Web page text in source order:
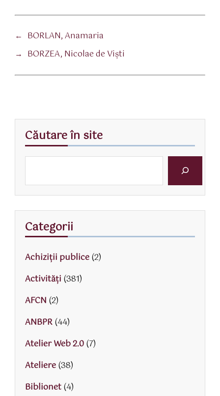
← BORLAN, Anamaria
→ BORZEA, Nicolae de Viști
Căutare în site
Categorii
Achiziții publice(2)
Activităţi (381)
AFCN (2)
ANBPR(44)
Atelier Web 2.0(7)
Ateliere(38)
Biblionet(4)